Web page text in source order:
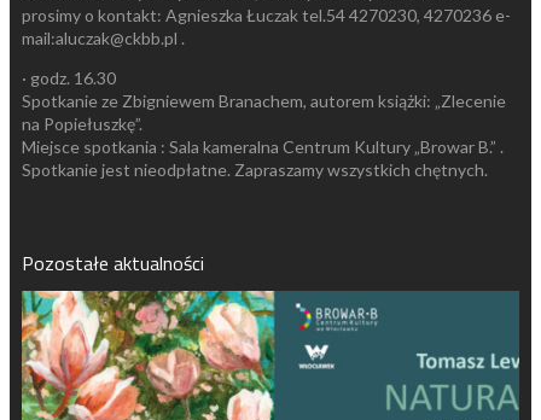
prosimy o kontakt: Agnieszka Łuczak tel.54 4270230, 4270236 e-
mail:aluczak@ckbb.pl .
· godz. 16.30
Spotkanie ze Zbigniewem Branachem, autorem książki: „Zlecenie
na Popiełuszkę”.
Miejsce spotkania : Sala kameralna Centrum Kultury „Browar B.” .
Spotkanie jest nieodpłatne. Zapraszamy wszystkich chętnych.
Pozostałe aktualności